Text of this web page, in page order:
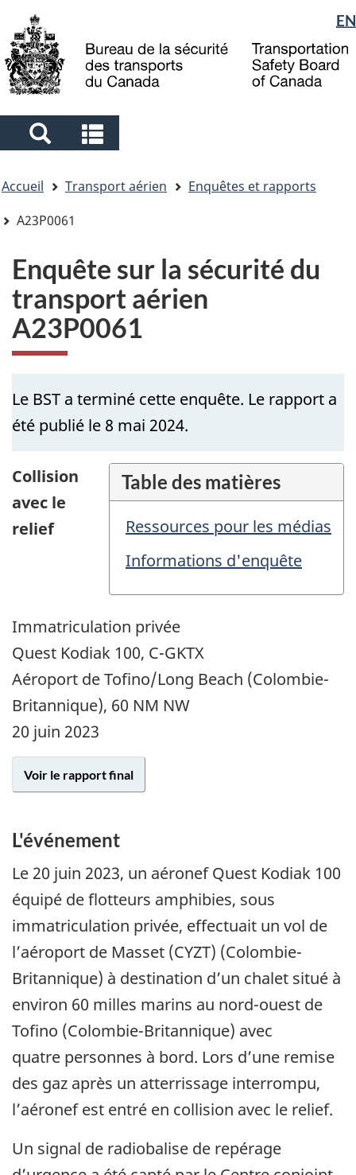
to
main
to
"About
government"
à
la
Sélection
de
la
langue
EN
Search
and
menus
and
menus
êtes
ici
Accueil Transport aérien
Enquêtes et rapports
A23P0061
Enquête sur la sécurité du
transport aérien
A23P0061
Le BST a terminé cette enquête. Le rapport a
été publié le 8 mai 2024.
Table des matières
Ressources pour les médias
Informations d'enquête
Collision
avec le
relief
Immatriculation privée
Quest Kodiak 100, C-GKTX
Aéroport de Tofino/Long Beach (Colombie-
Britannique), 60 NM NW
20 juin 2023
Voir le rapport final
L'événement
Le 20 juin 2023, un aéronef Quest Kodiak 100
équipé de flotteurs amphibies, sous
immatriculation privée, effectuait un vol de
l’aéroport de Masset (CYZT) (Colombie-
Britannique) à destination d’un chalet situé à
environ 60 milles marins au nord-ouest de
Tofino (Colombie-Britannique) avec
quatre personnes à bord. Lors d’une remise
des gaz après un atterrissage interrompu,
l’aéronef est entré en collision avec le relief.
Un signal de radiobalise de repérage